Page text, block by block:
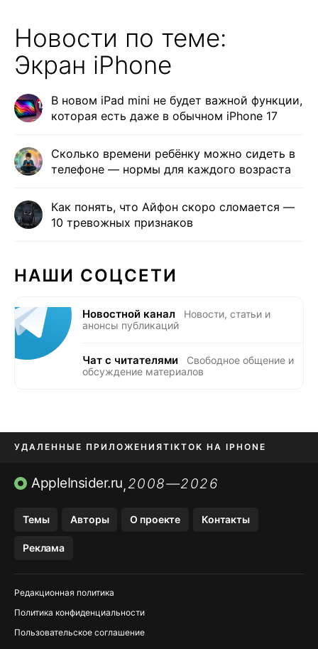
Новости по теме:
Экран iPhone
В новом iPad mini не будет важной функции,
которая есть даже в обычном iPhone 17
Сколько времени ребёнку можно сидеть в
телефоне — нормы для каждого возраста
Как понять, что Айфон скоро сломается —
10 тревожных признаков
НАШИ СОЦСЕТИ
Новостной канал
Новости, статьи и
анонсы публикаций
Чат с читателями
Свободное общение и
обсуждение материалов
УДАЛЕННЫЕ ПРИЛОЖЕНИЯTIKTOK НА IPHONE
ПРИЛОЖЕНИЯ БЕЗ APP STORE
AppleInsider.ru,2008—2026
Темы Авторы О проекте Контакты
Реклама
Редакционная политика
Политика конфиденциальности
Пользовательское соглашение